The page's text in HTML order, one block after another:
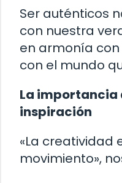
Ser auténticos
con nuestra
en armonía
con el mundo
La importancia
inspiración
«La creatividad
movimiento»,